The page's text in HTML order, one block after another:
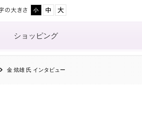
ショッピング
金 炫雄 氏 インタビュー